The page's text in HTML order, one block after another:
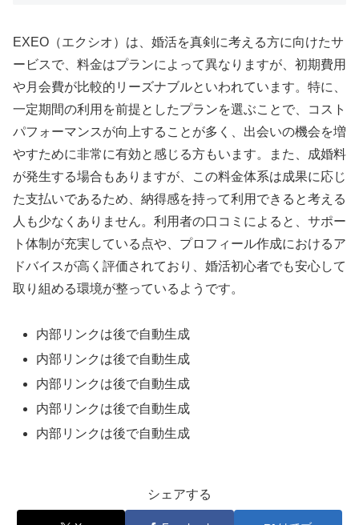
EXEO（エクシオ）は、婚活を真剣に考える方に向けたサ
ービスで、料金はプランによって異なりますが、初期費用
や月会費が比較的リーズナブルといわれています。特に、
一定期間の利用を前提としたプランを選ぶことで、コスト
パフォーマンスが向上することが多く、出会いの機会を増
やすために非常に有効と感じる方もいます。また、成婚料
が発生する場合もありますが、この料金体系は成果に応じ
た支払いであるため、納得感を持って利用できると考える
人も少なくありません。利用者の口コミによると、サポー
ト体制が充実している点や、プロフィール作成におけるア
ドバイスが高く評価されており、婚活初心者でも安心して
取り組める環境が整っているようです。
内部リンクは後で自動生成
内部リンクは後で自動生成
内部リンクは後で自動生成
内部リンクは後で自動生成
内部リンクは後で自動生成
シェアする